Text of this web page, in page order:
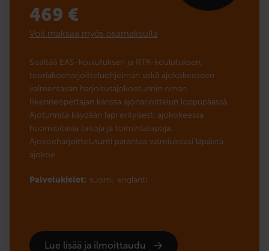
469 €
Voit maksaa myös osamaksulla
Sisältää EAS-koulutuksen ja RTK-koulutuksen,
teoriakoeharjoitteluohjelman sekä ajokokeeseen
valmentavan harjoitusajokoetunnin oman
liikenneopettajan kanssa ajoharjoittelun loppupäässä.
Ajotunnilla käydään läpi erityisesti ajokokeessa
huomioitavia taitoja ja toimintatapoja.
Ajokoeharjoittelutunti parantaa valmiuksiasi läpäistä
ajokoe.
Palvelukielet: suomi, englanti
Lue lisää ja ilmoittaudu